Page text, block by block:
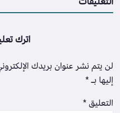
اترك
لن يتم نشر عنوان بريدك
إليها بـ*
التعليق*